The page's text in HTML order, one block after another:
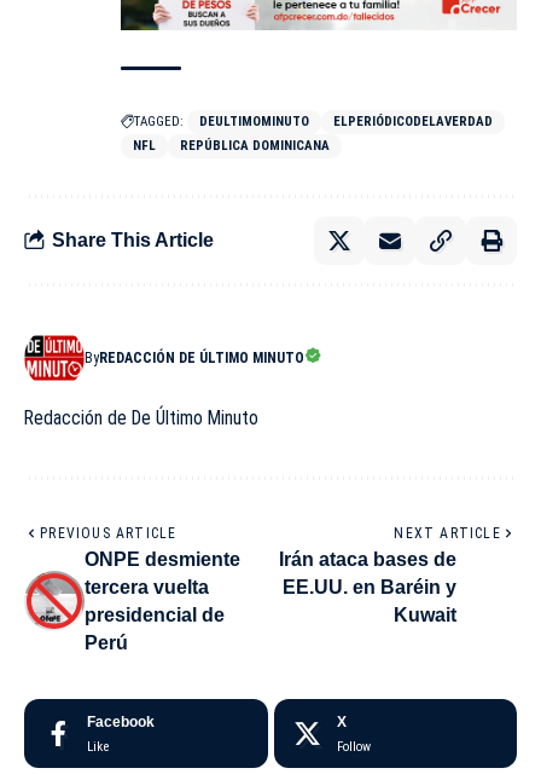
TAGGED: DEULTIMOMINUTO
ELPERIÓDICODELAVERDAD
NFL
REPÚBLICA DOMINICANA
Share This Article
ByREDACCIÓN DE ÚLTIMO MINUTO
Redacción de De Último Minuto
PREVIOUS ARTICLE
ONPE desmiente
tercera vuelta
presidencial de
Perú
NEXT ARTICLE
Irán ataca bases de
EE.UU. en Baréin y
Kuwait
Facebook
Like
X
Follow